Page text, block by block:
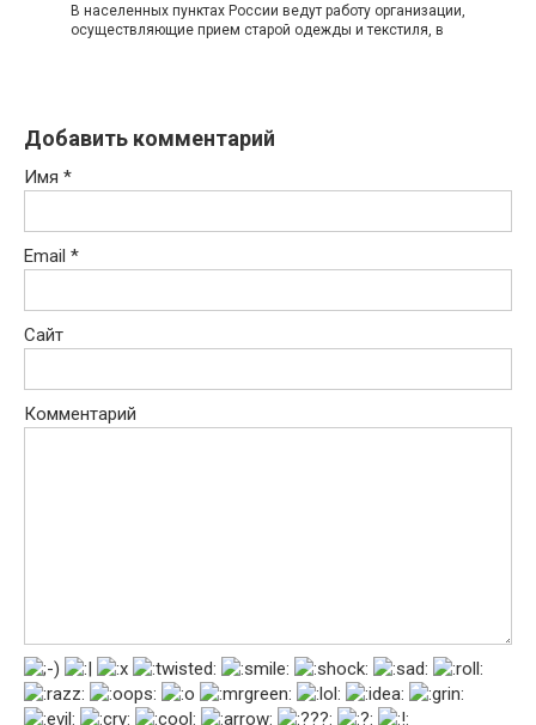
В населенных пунктах России ведут работу организации,
осуществляющие прием старой одежды и текстиля, в
Добавить комментарий
Имя *
Email *
Сайт
Комментарий